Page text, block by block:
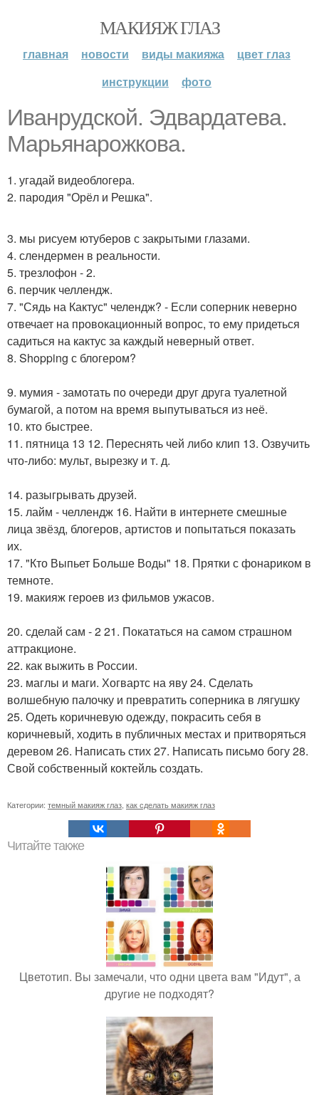
МАКИЯЖ ГЛАЗ
главная новости виды макияжа
цвет глаз
инструкции
фото
Иванрудской. Эдвардатева.
Марьянарожкова.
1. угадай видеоблогера.
2. пародия "Орёл и Решка".
3. мы рисуем ютуберов с закрытыми глазами.
4. слендермен в реальности.
5. трезлофон - 2.
6. перчик челлендж.
7. "Сядь на Кактус" челендж? - Если соперник неверно
отвечает на провокационный вопрос, то ему придеться
садиться на кактус за каждый неверный ответ.
8. Shopping с блогером?
9. мумия - замотать по очереди друг друга туалетной
бумагой, а потом на время выпутываться из неё.
10. кто быстрее.
11. пятница 13 12. Переснять чей либо клип 13. Озвучить
что-либо: мульт, вырезку и т. д.
14. разыгрывать друзей.
15. лайм - челлендж 16. Найти в интернете смешные
лица звёзд, блогеров, артистов и попытаться показать
их.
17. "Кто Выпьет Больше Воды" 18. Прятки с фонариком в
темноте.
19. макияж героев из фильмов ужасов.
20. сделай сам - 2 21. Покататься на самом страшном
аттракционе.
22. как выжить в России.
23. маглы и маги. Хогвартс на яву 24. Сделать
волшебную палочку и превратить соперника в лягушку
25. Одеть коричневую одежду, покрасить себя в
коричневый, ходить в публичных местах и притворяться
деревом 26. Написать стих 27. Написать письмо богу 28.
Свой собственный коктейль создать.
Категории: темный макияж глаз как сделать макияж глаз
Читайте также
Цветотип. Вы замечали, что одни цвета вам "Идут", а
другие не подходят?